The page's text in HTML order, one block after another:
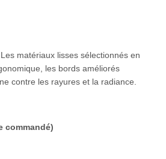
matériaux lisses sélectionnés en
les bords améliorés
contre les rayures et la radiance.
commandé)